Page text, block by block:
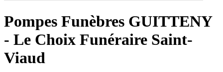
Pompes Funèbres GUITTENY
- Le Choix Funéraire Saint-
Viaud